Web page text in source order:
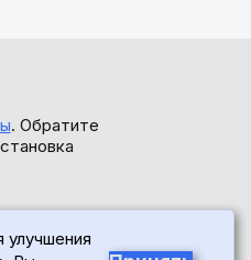
. Обратите